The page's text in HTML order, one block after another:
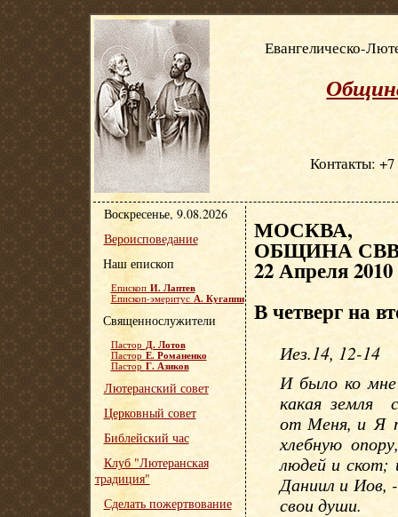
Евангелическо-
Контакты: +7
МОСКВА,
ОБЩИНА
22 Апреля 2010
В четверг на
Иез.14, 12-14
И было ко
какая земля
от Меня, и Я
хлебную
людей и
Даниил и Иов,
свои души.
Воскресенье, 9.08.2026
Вероисповедание
Наш епископ
Епископ И. Лаптев
Епископ-эмеритус А. Кугаппи
Священнослужители
Пастор Д. Лотов
Пастор Е. Романенко
Пастор Г. Азиков
Лютеранский совет
Церковный совет
Библейский час
Клуб "Лютеранская
традиция"
Сделать пожертвование